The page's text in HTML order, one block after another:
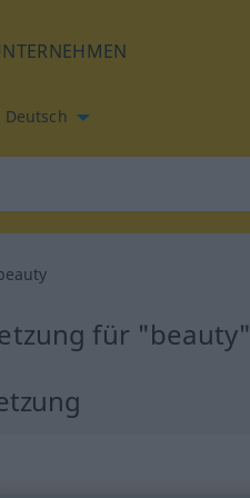
Deutsch
für "beauty"